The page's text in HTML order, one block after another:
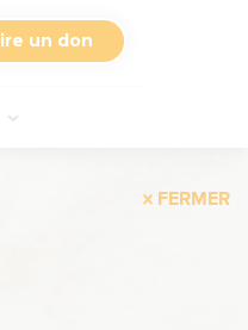
un don
FERMER